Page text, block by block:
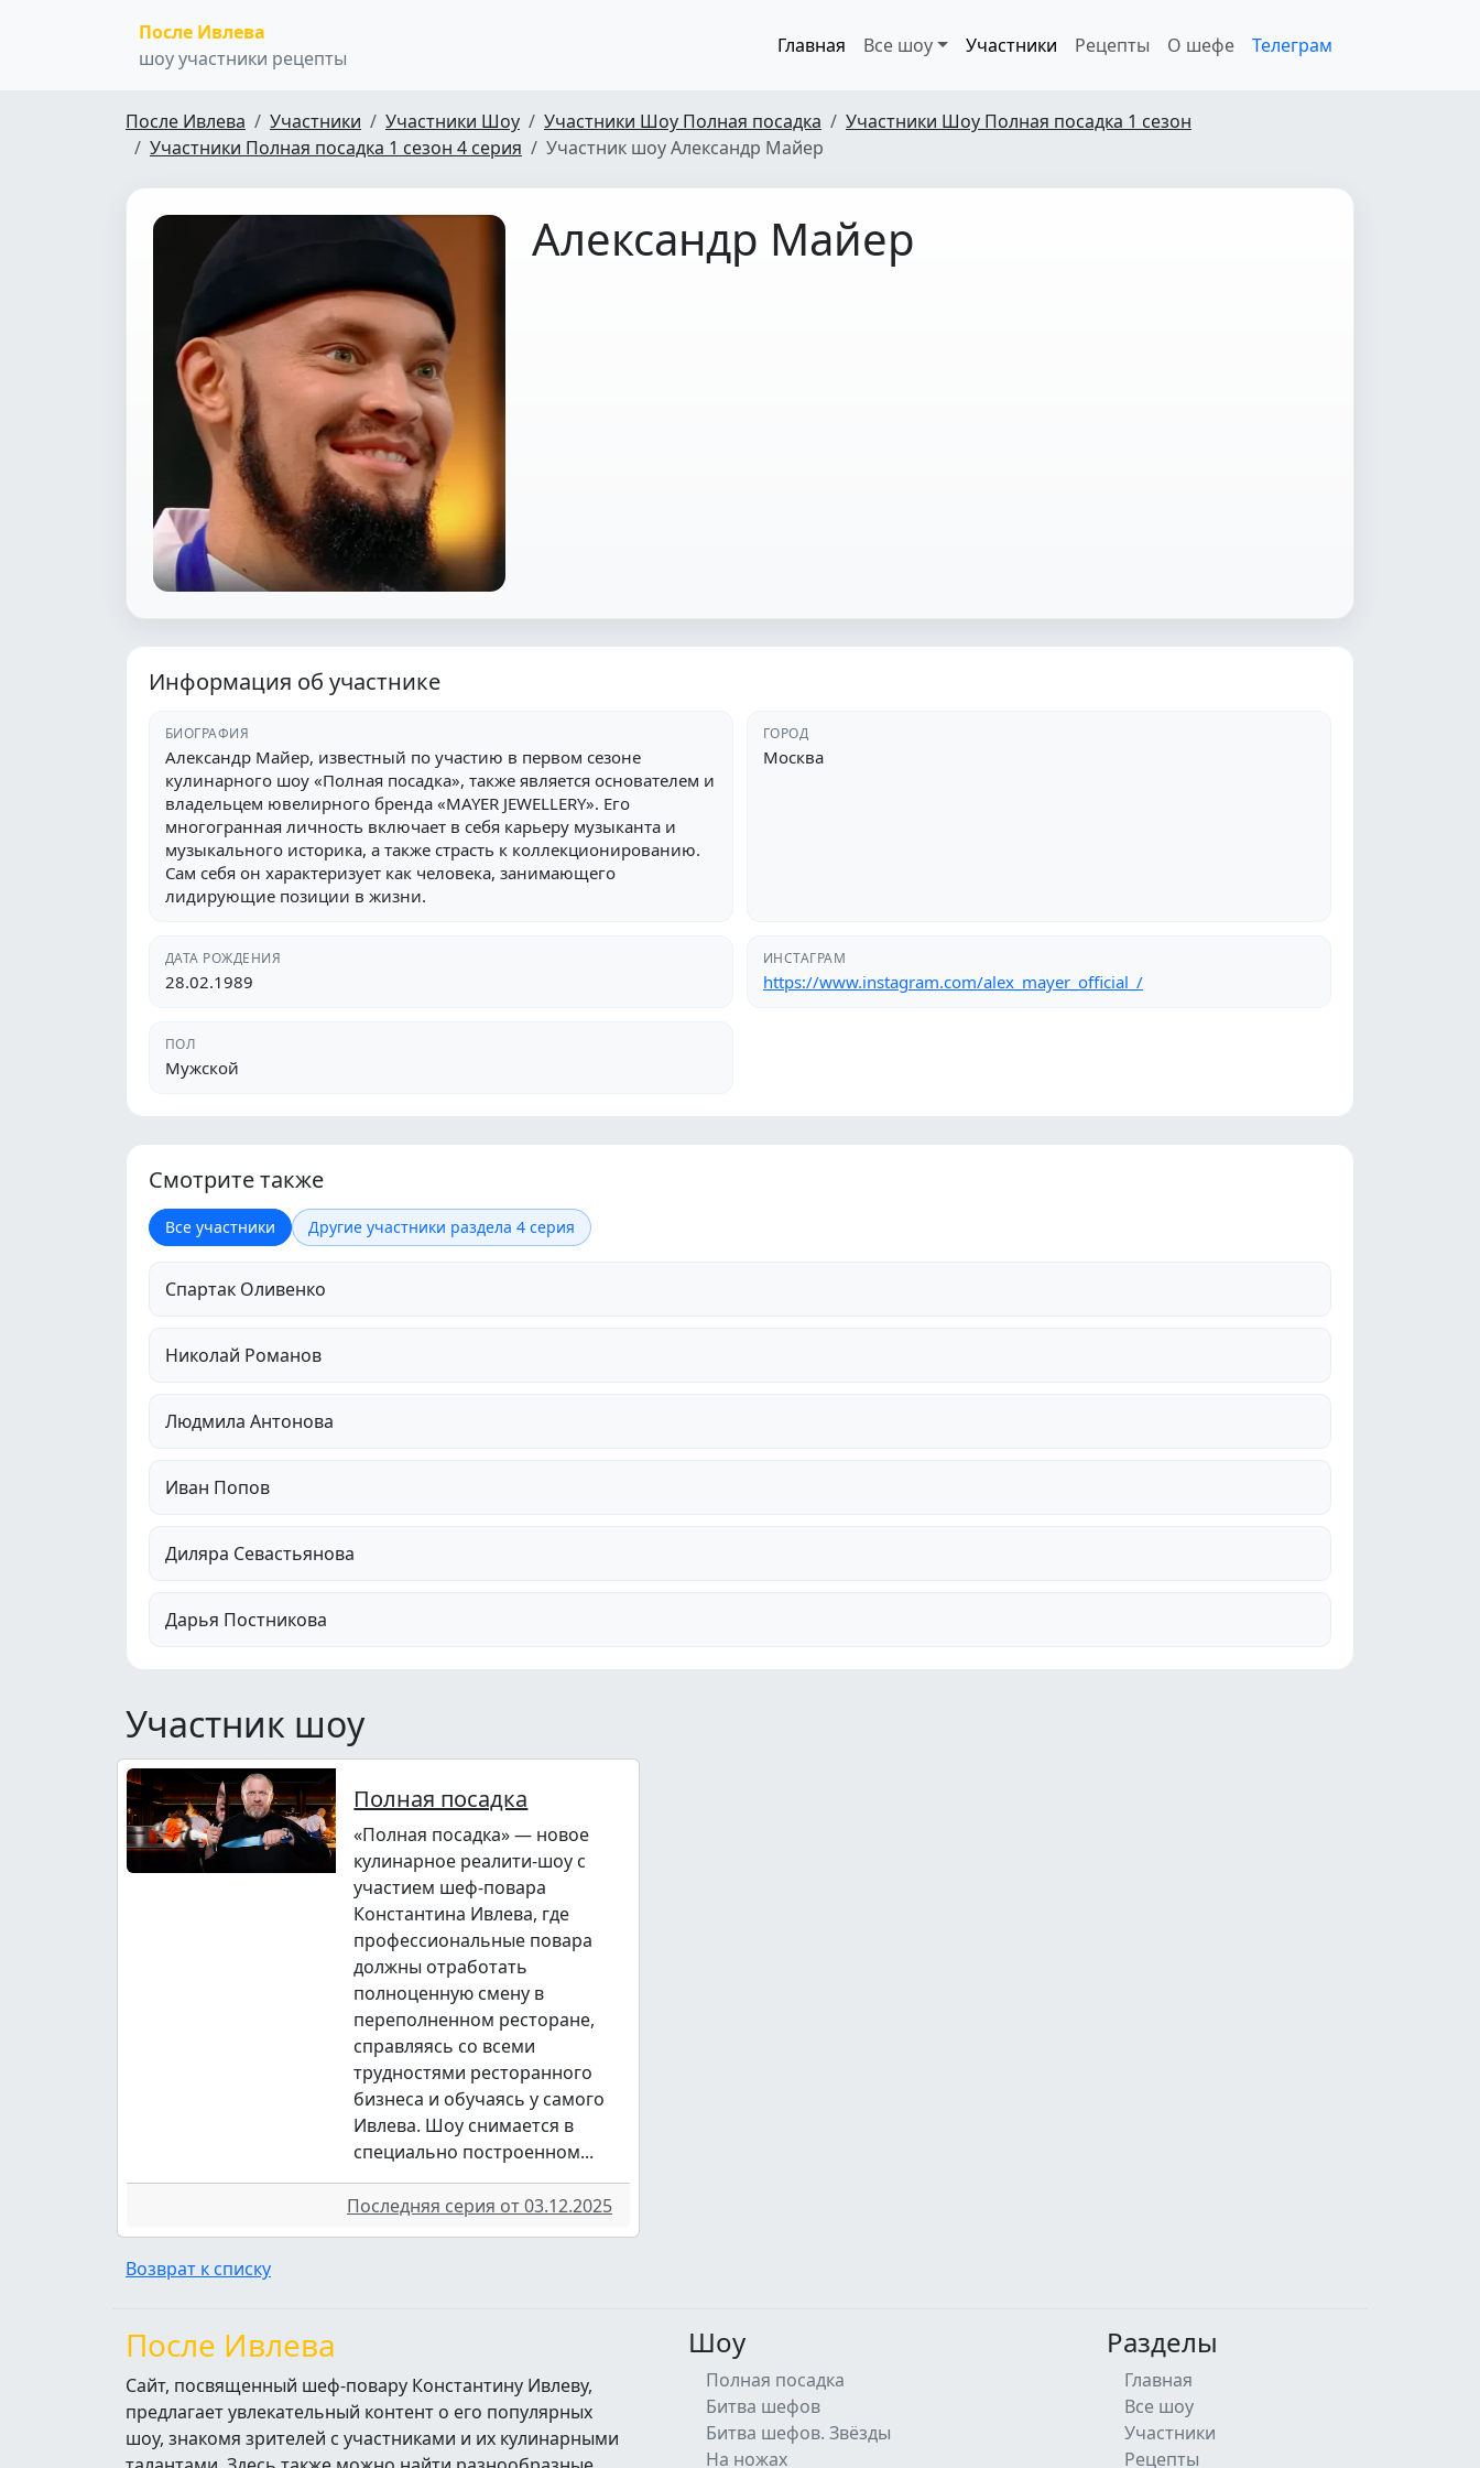
После Ивлева
шоу участники рецепты
Главная Все шоу Участники Рецепты О шефе Телеграм
После Ивлева Участники Участники Шоу Участники Шоу Полная посадка
Участники Шоу Полная посадка 1 сезон
Участники Полная посадка 1 сезон 4 серия
Участник шоу Александр Майер
Александр Майер
Информация об участнике
БИОГРАФИЯ
Александр Майер, известный по участию в первом сезоне
кулинарного шоу «Полная посадка», также является основателем и
владельцем ювелирного бренда «MAYER JEWELLERY». Его
многогранная личность включает в себя карьеру музыканта и
музыкального историка, а также страсть к коллекционированию.
Сам себя он характеризует как человека, занимающего
лидирующие позиции в жизни.
ГОРОД
Москва
ДАТА РОЖДЕНИЯ
28.02.1989
ИНСТАГРАМ
https://www.instagram.com/alex_mayer_official_/
ПОЛ
Мужской
Смотрите также
Все участники Другие участники раздела 4 серия
Спартак Оливенко
Николай Романов
Людмила Антонова
Иван Попов
Диляра Севастьянова
Дарья Постникова
Участник шоу
Полная посадка
«Полная посадка» — новое
кулинарное реалити-шоу с
участием шеф-повара
Константина Ивлева, где
профессиональные повара
должны отработать
полноценную смену в
переполненном ресторане,
справляясь со всеми
трудностями ресторанного
бизнеса и обучаясь у самого
Ивлева. Шоу снимается в
специально построенном...
Последняя серия от 03.12.2025
Возврат к списку
После Ивлева
Сайт, посвященный шеф-повару Константину Ивлеву,
предлагает увлекательный контент о его популярных
шоу, знакомя зрителей с участниками и их кулинарными
Шоу
Полная посадка
Битва шефов
Битва шефов. Звёзды
На ножах
Разделы
Главная
Все шоу
Участники
Рецепты